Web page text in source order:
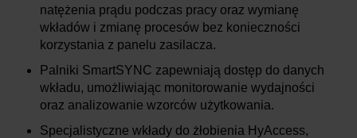
natężenia prądu podczas pracy oraz wymianę
wkładów i zmianę procesów bez konieczności
korzystania z panelu zasilacza.
Palniki SmartSYNC zapewniają dostęp do danych
wkładu, umożliwiając monitorowanie wydajności
oraz analizowanie wzorców użytkowania.
Specjalistyczne wkłady do żłobienia HyAccess,